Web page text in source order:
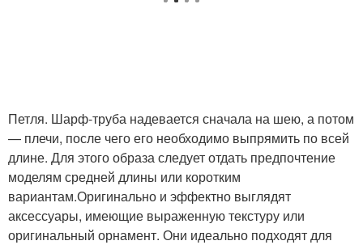
Петля. Шарф-труба надевается сначала на шею, а потом
— плечи, после чего его необходимо выпрямить по всей
длине. Для этого образа следует отдать предпочтение
моделям средней длины или коротким
вариантам.Оригинально и эффектно выглядят
аксессуары, имеющие выраженную текстуру или
оригинальный орнамент. Они идеально подходят для